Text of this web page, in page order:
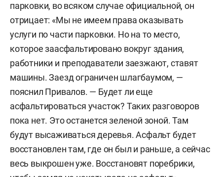
парковки, во всяком случае официальной, он
отрицает: «Мы не имеем права оказывать
услуги по части парковки. Но на то место,
которое заасфальтировано вокруг здания,
работники и преподаватели заезжают, ставят
машины. Заезд ограничен шлагбаумом, —
пояснил Привалов. — Будет ли еще
асфальтироваться участок? Таких разговоров
пока нет. Это останется зеленой зоной. Там
будут высаживаться деревья. Асфальт будет
восстановлен там, где он был и раньше, а сейчас
весь выкрошен уже. Восстановят поребрики,